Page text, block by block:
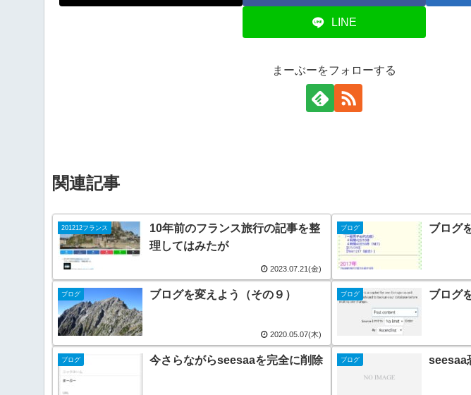
LINE
まーぶーをフォローする
関連記事
201212フランス
10年前のフランス旅行の記事を整
理してはみたが
2023.07.21(金)
ブログ ブログ
ブログ ブログを変えよう（その９）
2020.05.07(木)
ブログ ブログ
ブログ 今さらながらseesaaを完全に削除 ブログ seesaa